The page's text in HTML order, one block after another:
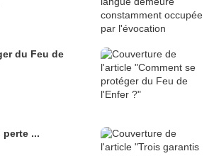
du Feu de
...